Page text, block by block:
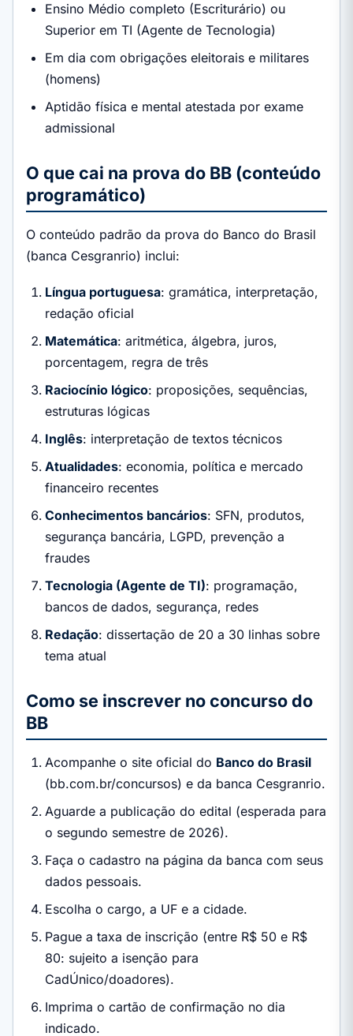
Ensino Médio completo (Escriturário) ou
Superior em TI (Agente de Tecnologia)
Em dia com obrigações eleitorais e militares
(homens)
Aptidão física e mental atestada por exame
admissional
O que cai na prova do BB (conteúdo
programático)
O conteúdo padrão da prova do Banco do Brasil
(banca Cesgranrio) inclui:
Língua portuguesa: gramática, interpretação,
redação oficial
Matemática: aritmética, álgebra, juros,
porcentagem, regra de três
Raciocínio lógico: proposições, sequências,
estruturas lógicas
Inglês: interpretação de textos técnicos
Atualidades: economia, política e mercado
financeiro recentes
Conhecimentos bancários: SFN, produtos,
segurança bancária, LGPD, prevenção a
fraudes
Tecnologia (Agente de TI): programação,
bancos de dados, segurança, redes
Redação: dissertação de 20 a 30 linhas sobre
tema atual
Como se inscrever no concurso do
BB
Acompanhe o site oficial do Banco do Brasil
(bb.com.br/concursos) e da banca Cesgranrio.
Aguarde a publicação do edital (esperada para
o segundo semestre de 2026).
Faça o cadastro na página da banca com seus
dados pessoais.
Escolha o cargo, a UF e a cidade.
Pague a taxa de inscrição (entre R$ 50 e R$
80: sujeito a isenção para
CadÚnico/doadores).
Imprima o cartão de confirmação no dia
indicado.